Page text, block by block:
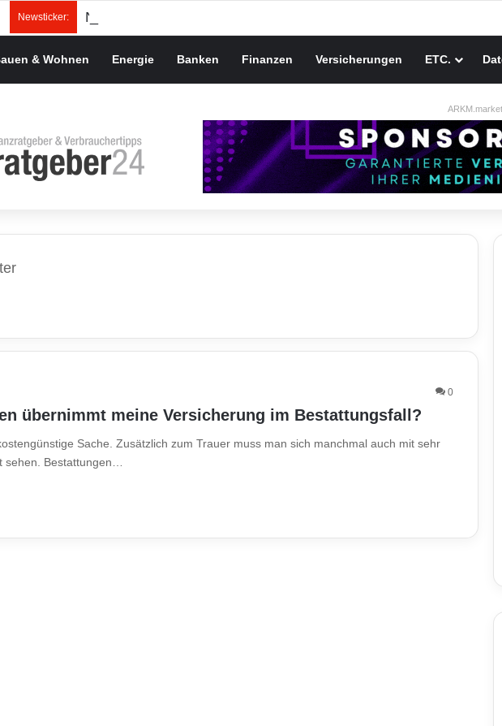
Newsticker:
& Wohnen Energie Banken Finanzen Versicherungen ETC.
0
übernimmt meine Versicherung im Bestattungsfall?
Sache. Zusätzlich zum Trauer muss man sich manchmal auch mit sehr
sehen. Bestattungen…